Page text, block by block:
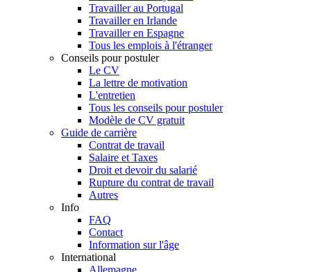
Travailler au Portugal
Travailler en Irlande
Travailler en Espagne
Tous les emplois à l'étranger
Conseils pour postuler
Le CV
La lettre de motivation
L'entretien
Tous les conseils pour postuler
Modèle de CV gratuit
Guide de carrière
Contrat de travail
Salaire et Taxes
Droit et devoir du salarié
Rupture du contrat de travail
Autres
Info
FAQ
Contact
Information sur l'âge
International
Allemagne